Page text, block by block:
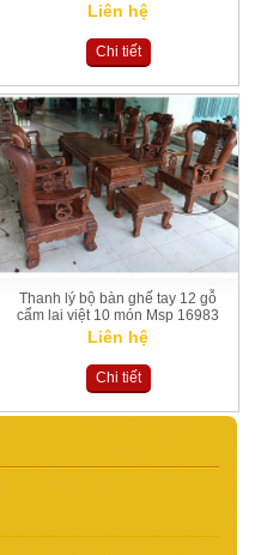
Liên hệ
Chi tiết
Thanh lý bộ bàn ghế tay 12 gỗ
cẩm lai việt 10 món Msp 16983
Liên hệ
Chi tiết